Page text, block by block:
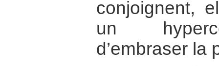
conjoignent,
un
d’embraser la